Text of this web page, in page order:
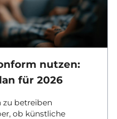
nutzen:
für 2026
zu betreiben
ob künstliche